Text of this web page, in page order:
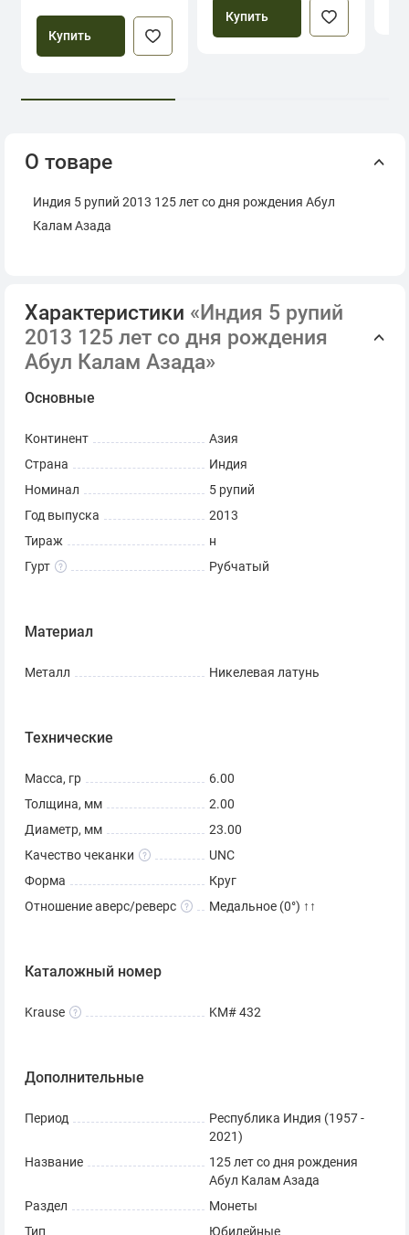
Купить
Купить
О товаре
Индия 5 рупий 2013 125 лет со дня рождения Абул
Калам Азада
Характеристики «Индия 5 рупий
2013 125 лет со дня рождения
Абул Калам Азада»
Основные
Континент
Азия
Страна
Индия
Номинал
5 рупий
Год выпуска
2013
Тираж
н
Гурт
Рубчатый
Материал
Металл Никелевая латунь
Технические
Масса, гр
6.00
Толщина, мм
2.00
Диаметр, мм
23.00
Качество чеканки
UNC
Форма
Круг
Отношение аверс/реверс
Медальное (0°) ↑↑
Каталожный номер
Krause KM# 432
Дополнительные
Период
Республика Индия (1957 -
2021)
Название
125 лет со дня рождения
Абул Калам Азада
Раздел
Монеты
Тип
Юбилейные